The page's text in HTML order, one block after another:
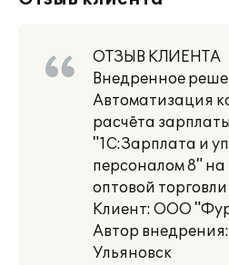
ОТЗЫВ КЛИЕНТА
Внедренное
Автоматизация
расчёта
"1С:Зарплата и
персоналом 8"
оптовой торговли
Клиент: ООО
Автор
Ульяновск